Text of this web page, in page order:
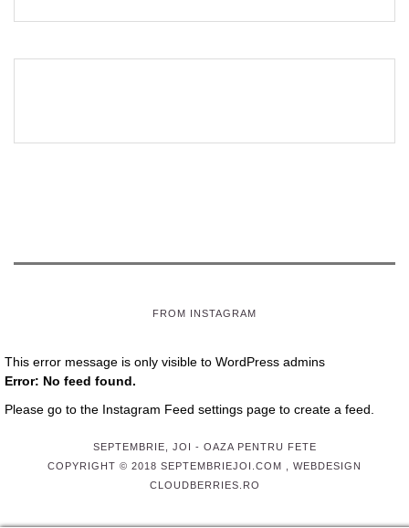
FROM INSTAGRAM
This error message is only visible to WordPress admins
Error: No feed found.
Please go to the Instagram Feed settings page to create a feed.
SEPTEMBRIE, JOI - OAZA PENTRU FETE
COPYRIGHT © 2018 SEPTEMBRIEJOI.COM , WEBDESIGN
CLOUDBERRIES.RO